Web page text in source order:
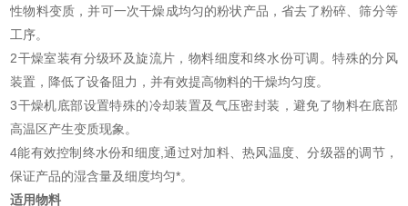
性物料变质，并可一次干燥成均匀的粉状产品，省去了粉碎、筛分等
工序。
2干燥室装有分级环及旋流片，物料细度和终水份可调。特殊的分风
装置，降低了设备阻力，并有效提高物料的干燥均匀度。
3干燥机底部设置特殊的冷却装置及气压密封装，避免了物料在底部
高温区产生变质现象。
4能有效控制终水份和细度,通过对加料、热风温度、分级器的调节，
保证产品的湿含量及细度均匀*。
适用物料